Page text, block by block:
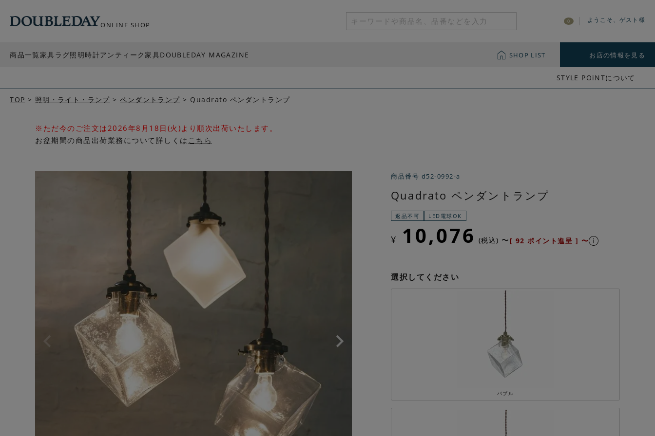
ONLINE SHOP 0 ようこそ、ゲスト様
商品一覧家具ラグ照明時計アンティーク家具DOUBLEDAY MAGAZINE SHOP LIST お店の情報を見る
STYLE POiNTについて
TOP 照明・ライト・ランプ ペンダントランプ Quadrato ペンダントランプ
※ただ今のご注文は2026年8月18日(火)より順次出荷いたします。
お盆期間の商品出荷業務について詳しくは こちら
商品番号 d52-0992-a
Quadrato ペンダントランプ
返品不可 LED電球OK
¥ 10,076 税込 〜 [ 92 ポイント進呈 ] 〜
選択してください
バブル